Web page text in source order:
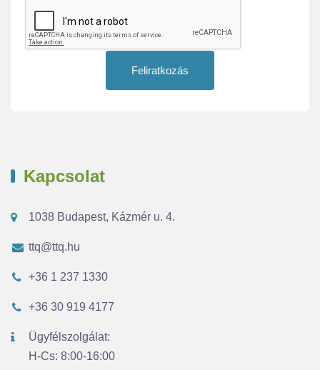
Feliratkozás
Kapcsolat
1038 Budapest, Kázmér u. 4.
ttq@ttq.hu
+36 1 237 1330
+36 30 919 4177
Ügyfélszolgálat:
H-Cs: 8:00-16:00